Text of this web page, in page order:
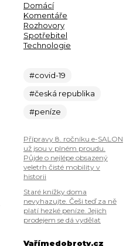
Domácí
Komentáře
Rozhovory
Spotřebitel
Technologie
#covid-19
#česká republika
#peníze
Přípravy 8. ročníku e-SALON
už jsou v plném proudu.
Půjde o nejlépe obsazený
veletrh čisté mobility v
historii
Staré knížky doma
nevyhazujte. Češi teď za ně
platí hezké peníze. Jejich
prodejem se dá vydělat
Vařímedobroty.cz